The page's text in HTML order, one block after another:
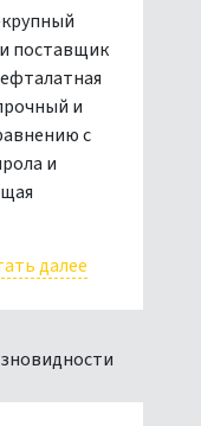
поставщик
и
с
и
далее